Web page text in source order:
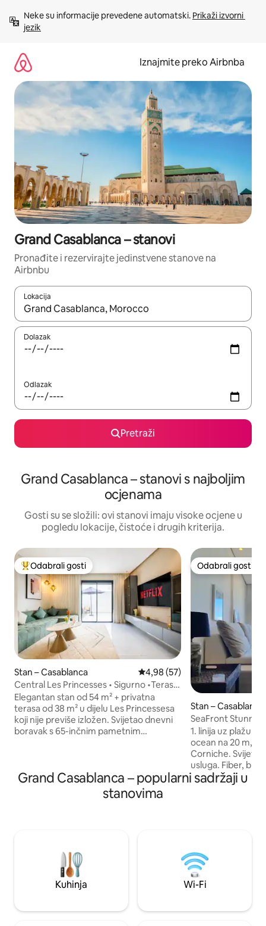
sadržaj
Neke su informacije prevedene automatski. Prikaži izvorni
jezik
Iznajmite preko Airbnba
Grand Casablanca – stanovi
Pronađite i rezervirajte jedinstvene stanove na
Airbnbu
Lokacija
Kada budu dostupni rezultati, moći ćete ih pregledati
Dolazak
Odlazak
Pretraži
Grand Casablanca – stanovi s najboljim
ocjenama
Gosti su se složili: ovi stanovi imaju visoke ocjene u
pogledu lokacije, čistoće i drugih kriterija.
Među najviše rangiranima s oznakom „Odabrali gosti”
Odabrali gosti
Stan – Casablanca Prosječna ocjena: 4,98/5,
4,98 (57)
Central Les Princesses • Sigurno •Terasa
i parkiralište
Elegantan stan od 54 m² + privatna
terasa od 38 m² u dijelu Les Princessesa
koji nije previše izložen. Svijetao dnevni
boravak s 65-inčnim pametnim
opremljena kuhinja: kuhinjski otok,
pećnica, plinski štednjak, Nespresso,
čajnik. Mramorna kupaonica s tuš-
poslovna putovanja ili parove.
Odabrali gosti
Odabrali gosti
Stan – Casablanca
SeaFront
1. linija uz plažu,
ocean na 20 m,
Corniche.
usluga. Fiber, brzi
Bord de Mer na
Coffee, Bakery i
u prizemlju.
zračne luke uz
Grand Casablanca – popularni sadržaji u
stanovima
Kuhinja Wi-Fi